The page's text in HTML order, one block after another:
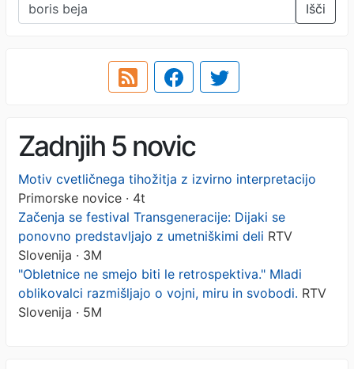
Išči
Zadnjih 5 novic
Motiv cvetličnega tihožitja z izvirno interpretacijo
Primorske novice · 4t
Začenja se festival Transgeneracije: Dijaki se
ponovno predstavljajo z umetniškimi deli RTV
Slovenija · 3M
"Obletnice ne smejo biti le retrospektiva." Mladi
oblikovalci razmišljajo o vojni, miru in svobodi. RTV
Slovenija · 5M